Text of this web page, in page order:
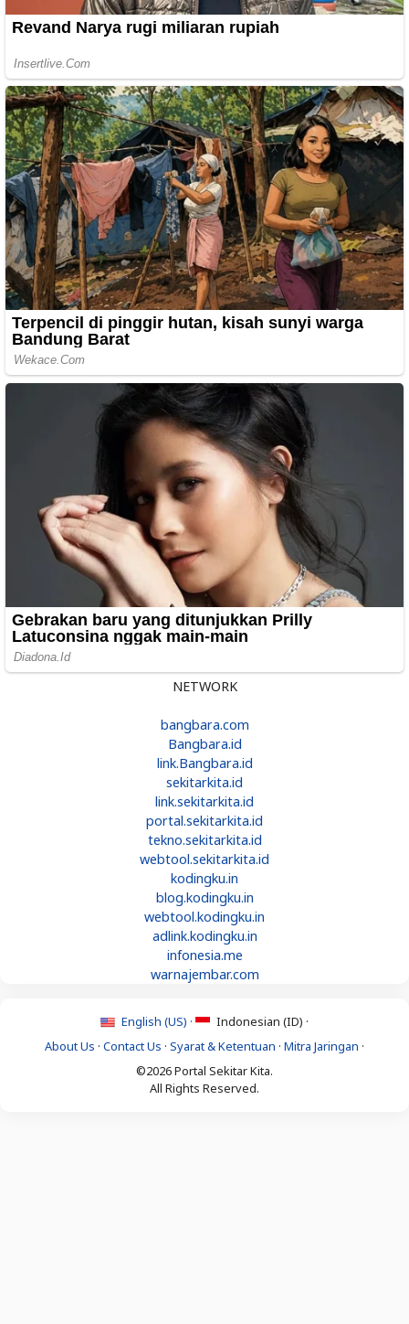
NETWORK
bangbara.com
Bangbara.id
link.Bangbara.id
sekitarkita.id
link.sekitarkita.id
portal.sekitarkita.id
tekno.sekitarkita.id
webtool.sekitarkita.id
kodingku.in
blog.kodingku.in
webtool.kodingku.in
adlink.kodingku.in
infonesia.me
warnajembar.com
English (US) ·
Indonesian (ID) ·
About Us · Contact Us · Syarat & Ketentuan · Mitra Jaringan ·
©2026 Portal Sekitar Kita.
All Rights Reserved.